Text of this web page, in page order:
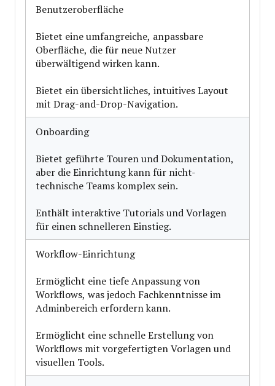
Benutzeroberfläche
Bietet eine umfangreiche, anpassbare
Oberfläche, die für neue Nutzer
überwältigend wirken kann.
Bietet ein übersichtliches, intuitives Layout
mit Drag-and-Drop-Navigation.
Onboarding
Bietet geführte Touren und Dokumentation,
aber die Einrichtung kann für nicht-
technische Teams komplex sein.
Enthält interaktive Tutorials und Vorlagen
für einen schnelleren Einstieg.
Workflow-Einrichtung
Ermöglicht eine tiefe Anpassung von
Workflows, was jedoch Fachkenntnisse im
Adminbereich erfordern kann.
Ermöglicht eine schnelle Erstellung von
Workflows mit vorgefertigten Vorlagen und
visuellen Tools.